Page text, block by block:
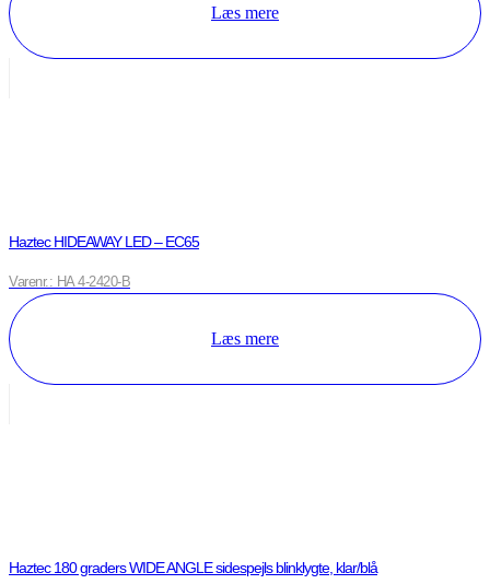
Læs mere
Haztec HIDEAWAY LED – EC65
Varenr.: HA 4-2420-B
Læs mere
Haztec 180 graders WIDE ANGLE sidespejls blinklygte, klar/blå